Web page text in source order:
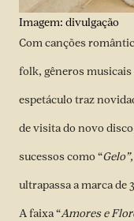
Imagem: divulgação
Com canções
folk, gêneros
espetáculo traz
de visita do novo
sucessos como “
ultrapassa a marca de
A faixa “Amores e